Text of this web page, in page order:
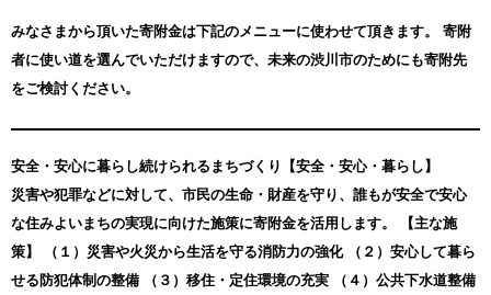
みなさまから頂いた寄附金は下記のメニューに使わせて頂きます。
寄附
者に使い道を選んでいただけますので、未来の渋川市のためにも寄附先
をご検討ください。
安全・安心に暮らし続けられるまちづくり【安全・安心・暮らし】
災害や犯罪などに対して、市民の生命・財産を守り、誰もが安全で安心
な住みよいまちの実現に向けた施策に寄附金を活用します。 【主な施
策】 （１）災害や火災から生活を守る消防力の強化 （２）安心して暮ら
せる防犯体制の整備 （３）移住・定住環境の充実 （４）公共下水道整備